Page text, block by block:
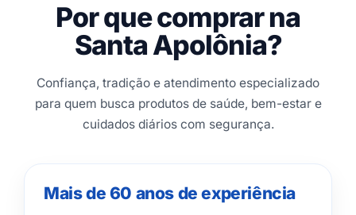
Por que comprar na
Santa Apolônia?
Confiança, tradição e atendimento especializado
para quem busca produtos de saúde, bem-estar e
cuidados diários com segurança.
Mais de 60 anos de experiência